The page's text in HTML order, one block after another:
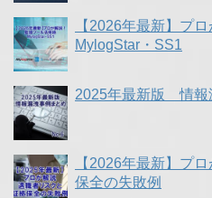
【2026年最新】プ
MylogStar・SS1
2025年最新版 情
【2026年最新】プ
保全の失敗例